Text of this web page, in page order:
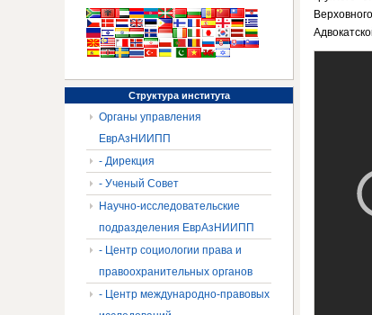
Структураинститута
Органы управления
ЕврАзНИИПП
- Дирекция
- Ученый Совет
Научно-исследовательские
подразделения ЕврАзНИИПП
- Центр социологии права и
правоохранительных органов
- Центр международно-правовых